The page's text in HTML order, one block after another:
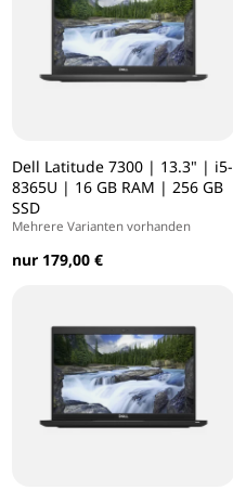
Dell Latitude 7300 | 13.3" | i5-
8365U | 16 GB RAM | 256 GB
SSD
Mehrere Varianten vorhanden
nur 179,00 €